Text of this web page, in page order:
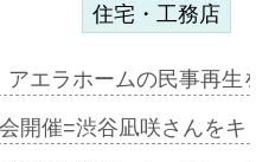
住宅・工務店
アエラホームの民事再
開催=渋谷凪咲さんを